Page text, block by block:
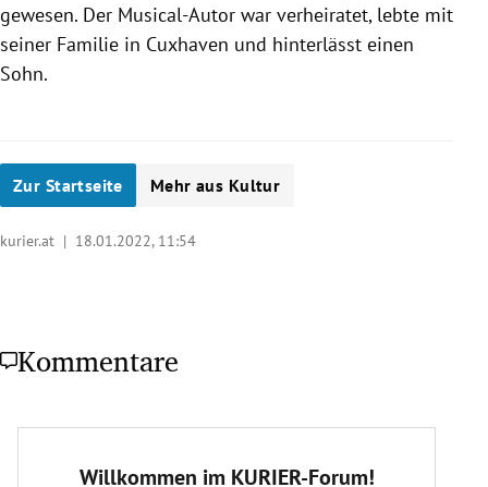
gewesen. Der Musical-Autor war verheiratet, lebte mit
seiner Familie in Cuxhaven und hinterlässt einen
Sohn.
Zur Startseite Mehr aus Kultur
kurier.at | 18.01.2022, 11:54
Kommentare